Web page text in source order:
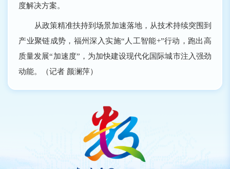
度解决方案。
从政策精准扶持到场景加速落地，从技术持续突围到
产业聚链成势，福州深入实施“人工智能+”行动，跑出高
质量发展“加速度”，为加快建设现代化国际城市注入强劲
动能。（记者 颜澜萍）